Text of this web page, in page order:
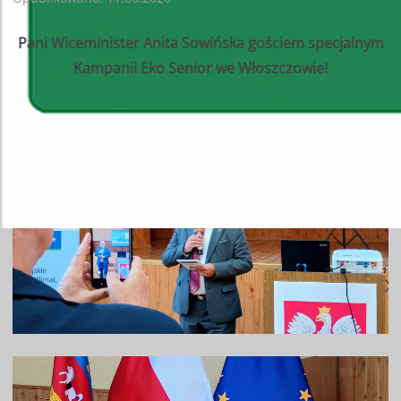
Pani Wiceminister Anita Sowińska gościem specjalnym
Kampanii Eko Senior we Włoszczowie!